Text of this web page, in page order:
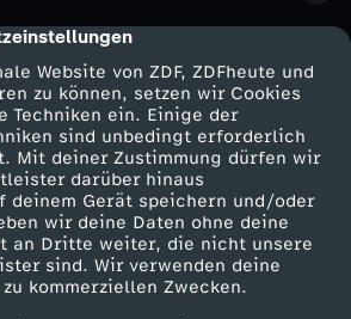
Website von ZDF, ZDFheute und
zu können, setzen wir Cookies
Techniken ein. Einige der
sind unbedingt erforderlich
Mit deiner Zustimmung dürfen wir
darüber hinaus
deinem Gerät speichern und/oder
wir deine Daten ohne deine
an Dritte weiter, die nicht unsere
sind. Wir verwenden deine
kommerziellen Zwecken.
Service
ZDFmitreden
Kontakt zum ZDF
Tickets